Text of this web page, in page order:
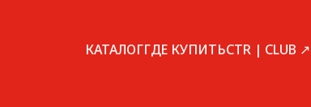
КАТАЛОГГДЕ КУПИТЬCTR | CLUB ↗